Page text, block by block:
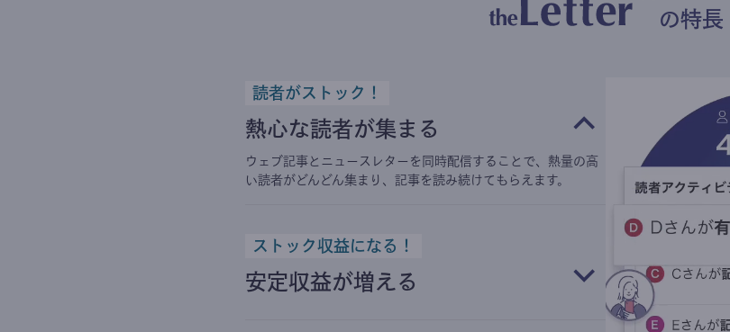
の特長
読者がストック！
熱心な読者が集まる
ウェブ記事とニュースレターを同時配信することで、熱量の高
い読者がどんどん集まり、記事を読み続けてもらえます。
ストック収益になる！
安定収益が増える